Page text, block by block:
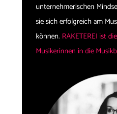
unternehmerischen
sie sich erfolgreich am
können. RAKETEREI ist
Musikerinnen in die